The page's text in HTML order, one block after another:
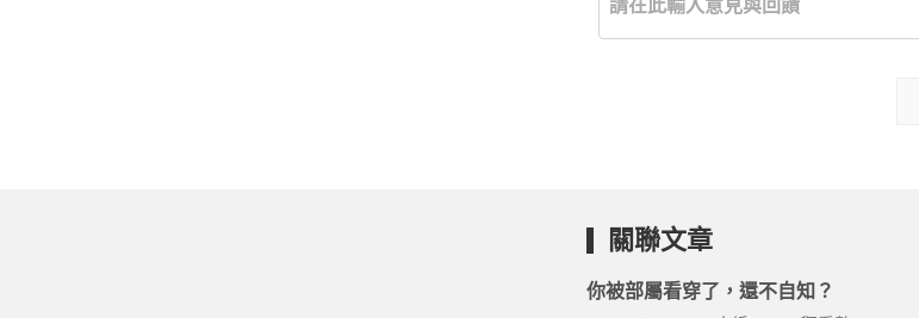
關聯文章
你被部屬看穿了，還不自知？